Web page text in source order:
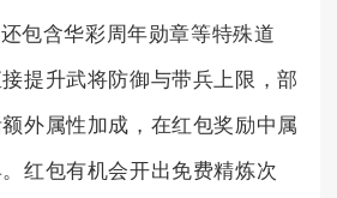
包含华彩周年勋章等特殊道
提升武将防御与带兵上限，部
外属性加成，在红包奖励中属
红包有机会开出免费精炼次